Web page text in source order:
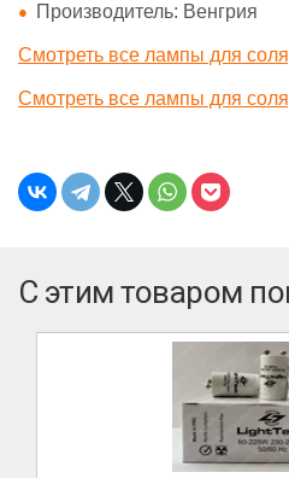
Производитель: Венгрия
Смотреть все лампы для
Смотреть все лампы для
С этим товаром